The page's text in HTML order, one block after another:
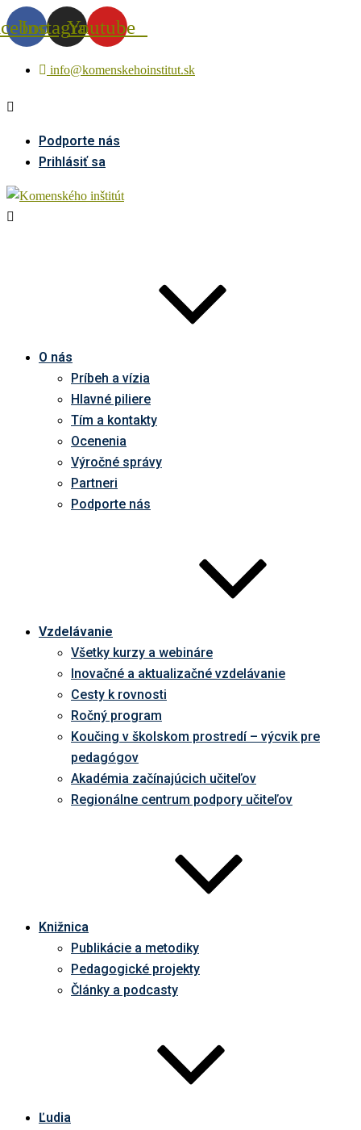
InstagramYoutube
info@komenskehoinstitut.sk
Podporte nás
Prihlásiť sa
O nás
Príbeh a vízia
Hlavné piliere
Tím a kontakty
Ocenenia
Výročné správy
Partneri
Podporte nás
Vzdelávanie
Všetky kurzy a webináre
Inovačné a aktualizačné vzdelávanie
Cesty k rovnosti
Ročný program
Koučing v školskom prostredí – výcvik pre
pedagógov
Akadémia začínajúcich učiteľov
Regionálne centrum podpory učiteľov
Knižnica
Publikácie a metodiky
Pedagogické projekty
Články a podcasty
Ľudia